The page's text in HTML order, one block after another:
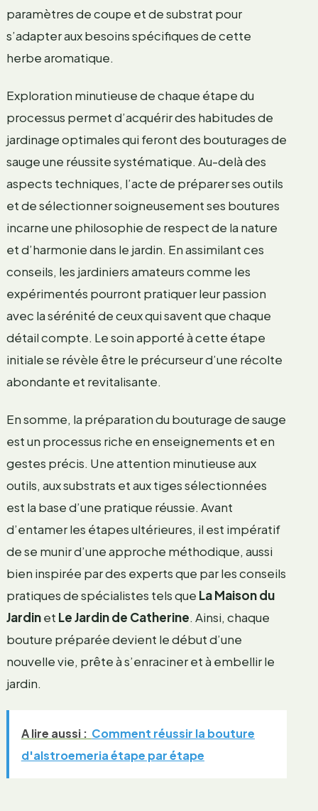
paramètres de coupe et de substrat pour
s’adapter aux besoins spécifiques de cette
herbe aromatique.
Exploration minutieuse de chaque étape du
processus permet d’acquérir des habitudes de
jardinage optimales qui feront des bouturages de
sauge une réussite systématique. Au-delà des
aspects techniques, l’acte de préparer ses outils
et de sélectionner soigneusement ses boutures
incarne une philosophie de respect de la nature
et d’harmonie dans le jardin. En assimilant ces
conseils, les jardiniers amateurs comme les
expérimentés pourront pratiquer leur passion
avec la sérénité de ceux qui savent que chaque
détail compte. Le soin apporté à cette étape
initiale se révèle être le précurseur d’une récolte
abondante et revitalisante.
En somme, la préparation du bouturage de sauge
est un processus riche en enseignements et en
gestes précis. Une attention minutieuse aux
outils, aux substrats et aux tiges sélectionnées
est la base d’une pratique réussie. Avant
d’entamer les étapes ultérieures, il est impératif
de se munir d’une approche méthodique, aussi
bien inspirée par des experts que par les conseils
pratiques de spécialistes tels que La Maison du
Jardinet Le Jardin de Catherine. Ainsi, chaque
bouture préparée devient le début d’une
nouvelle vie, prête à s’enraciner et à embellir le
jardin.
A lire aussi : Comment réussir la bouture
d'alstroemeria étape par étape